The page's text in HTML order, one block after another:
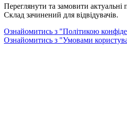
Переглянути та замовити актуальні
Склад зачинений для відвідувачів.
Ознайомитись з "Політикою
Ознайомитись з "Умовами